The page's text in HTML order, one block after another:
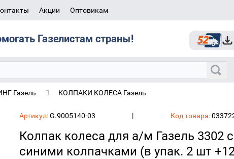
Акции Оптовикам
Газелистам страны!
Газель
КОЛПАКИ КОЛЕСА Газель
Артикул:G.9005140-03 | Код товара:
Колпак колеса для а/м Газель 3302
синими колпачками (в упак. 2 шт